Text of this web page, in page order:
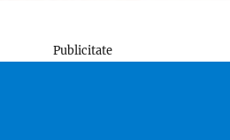
Publicitate